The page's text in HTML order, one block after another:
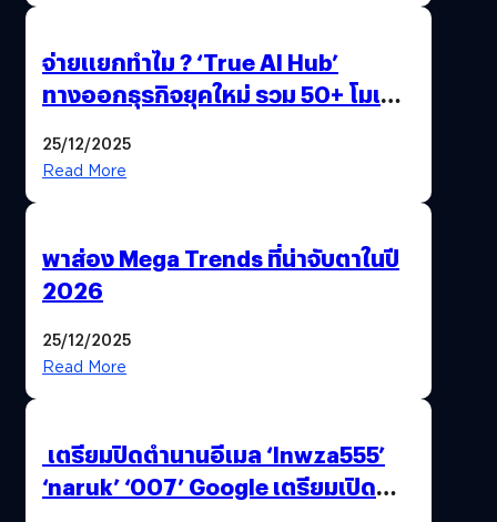
จ่ายแยกทำไม ? ‘True AI Hub’
ทางออกธุรกิจยุคใหม่ รวม 50+ โมเดล
25/12/2025
Read More
พาส่อง Mega Trends ที่น่าจับตาในปี
2026
25/12/2025
Read More
เตรียมปิดตำนานอีเมล ‘lnwza555’
‘naruk’ ‘007’ Google เตรียมเปิด